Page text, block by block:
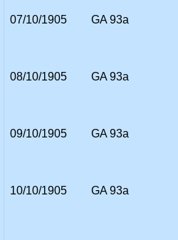
GA 93a
07/10/1905
GA 93a
08/10/1905
GA 93a
09/10/1905
GA 93a
10/10/1905